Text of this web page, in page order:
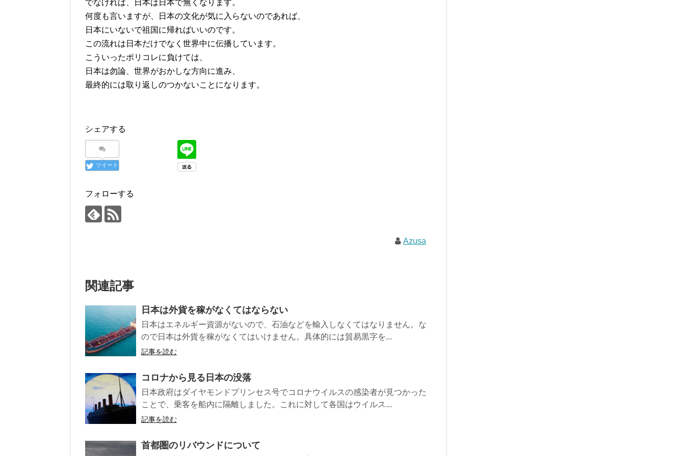
でなければ、日本は日本で無くなります。
何度も言いますが、日本の文化が気に入らないのであれば、
日本にいないで祖国に帰ればいいのです。
この流れは日本だけでなく世界中に伝播しています。
こういったポリコレに負けては、
日本は勿論、世界がおかしな方向に進み、
最終的には取り返しのつかないことになります。
シェアする
ツイート
フォローする
Azusa
関連記事
日本は外貨を稼がなくてはならない
日本はエネルギー資源がないので、石油などを輸入しなくてはなりません。な
ので日本は外貨を稼がなくてはいけません。具体的には貿易黒字を...
記事を読む
コロナから見る日本の没落
日本政府はダイヤモンドプリンセス号でコロナウイルスの感染者が見つかった
ことで、乗客を船内に隔離しました。これに対して各国はウイルス...
記事を読む
首都圏のリバウンドについて